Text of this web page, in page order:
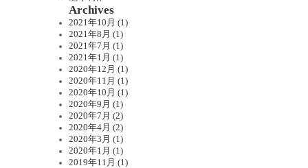
Archives
2021年10月 (1)
2021年8月 (1)
2021年7月 (1)
2021年1月 (1)
2020年12月 (1)
2020年11月 (1)
2020年10月 (1)
2020年9月 (1)
2020年7月 (2)
2020年4月 (2)
2020年3月 (1)
2020年1月 (1)
2019年11月 (1)